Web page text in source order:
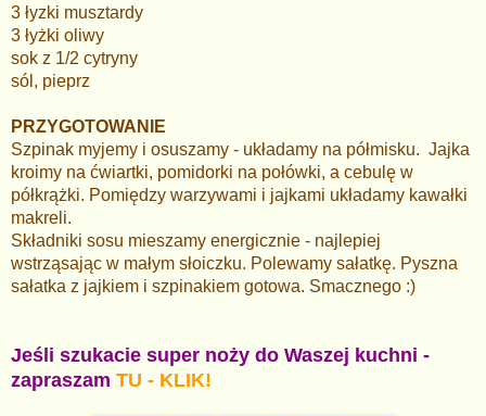
3 łyzki musztardy
3 łyżki oliwy
sok z 1/2 cytryny
sól, pieprz
PRZYGOTOWANIE
Szpinak myjemy i osuszamy - układamy na półmisku. Jajka
kroimy na ćwiartki, pomidorki na połówki, a cebulę w
półkrążki. Pomiędzy warzywami i jajkami układamy kawałki
makreli.
Składniki sosu mieszamy energicznie - najlepiej
wstrząsając w małym słoiczku. Polewamy sałatkę. Pyszna
sałatka z jajkiem i szpinakiem gotowa. Smacznego :)
Jeśli szukacie super noży do Waszej kuchni -
zapraszam TU - KLIK!